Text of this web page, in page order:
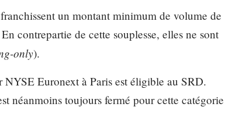
un montant minimum de volume de
contrepartie de cette souplesse, elles ne sont
only).
NYSE Euronext à Paris est éligible au SRD.
néanmoins toujours fermé pour cette catégorie